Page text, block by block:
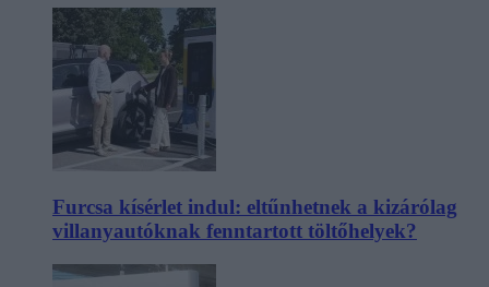
Furcsa kísérlet indul: eltűnhetnek a kizárólag
villanyautóknak fenntartott töltőhelyek?